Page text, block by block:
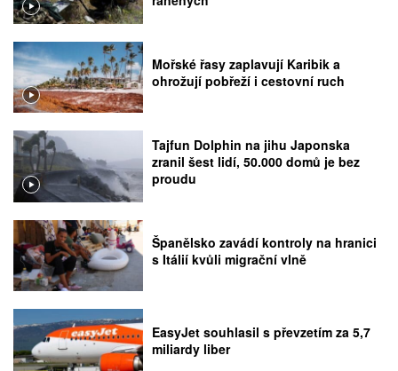
Mořské řasy zaplavují Karibik a
ohrožují pobřeží i cestovní ruch
Tajfun Dolphin na jihu Japonska
zranil šest lidí, 50.000 domů je bez
proudu
Španělsko zavádí kontroly na hranici
s Itálií kvůli migrační vlně
EasyJet souhlasil s převzetím za 5,7
miliardy liber